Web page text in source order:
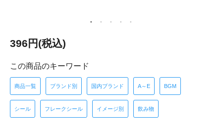
396円(税込)
この商品のキーワード
商品一覧 ブランド別 国内ブランド A～E BGM
シール フレークシール イメージ別 飲み物